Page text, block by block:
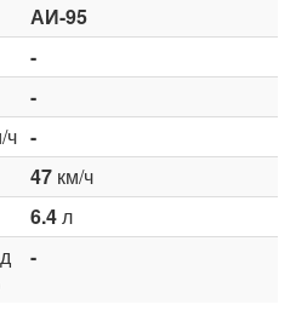
АИ-95
-
-
ч -
47 км/ч
6.4л
-